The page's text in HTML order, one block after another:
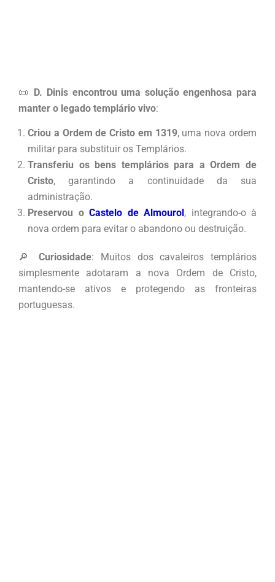
📜 D. Dinis encontrou uma solução engenhosa para
manter o legado templário vivo:
Criou a Ordem de Cristo em 1319, uma nova ordem
militar para substituir os Templários.
Transferiu os bens templários para a Ordem de
Cristo, garantindo a continuidade da sua
administração.
Preservou o Castelo de Almourol, integrando-o à
nova ordem para evitar o abandono ou destruição.
🔎Curiosidade: Muitos dos cavaleiros templários
simplesmente adotaram a nova Ordem de Cristo,
mantendo-se ativos e protegendo as fronteiras
portuguesas.